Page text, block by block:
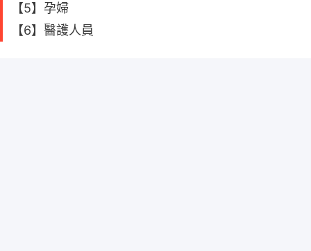
【5】孕婦
【6】醫護人員